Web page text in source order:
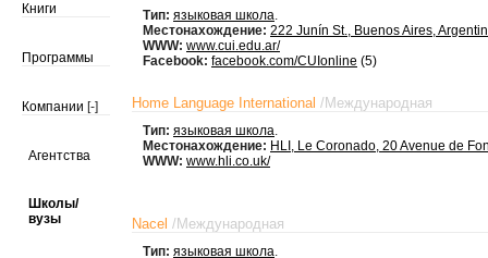
Книги
Программы
Компании [-]
Агентства
Школы/
вузы
Тип: языковая школа.
Местонахождение: 222 Junín St., Buenos Aires,
WWW: www.cui.edu.ar/
Facebook: facebook.com/CUIonline (5)
Home Language International /Международная
Тип: языковая школа.
Местонахождение: HLI, Le Coronado, 20 Avenue de
WWW: www.hli.co.uk/
Nacel /Международная
Тип: языковая школа.